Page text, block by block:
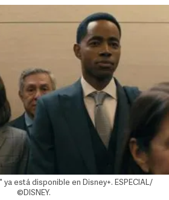
está disponible en Disney+. ESPECIAL/
©DISNEY.